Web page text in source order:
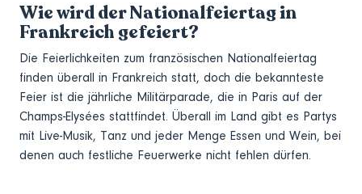
Wie wird der Nationalfeiertag in
Frankreich gefeiert?
Die Feierlichkeiten zum französischen Nationalfeiertag
finden überall in Frankreich statt, doch die bekannteste
Feier ist die jährliche Militärparade, die in Paris auf der
Champs-Elysées stattfindet. Überall im Land gibt es Partys
mit Live-Musik, Tanz und jeder Menge Essen und Wein, bei
denen auch festliche Feuerwerke nicht fehlen dürfen.